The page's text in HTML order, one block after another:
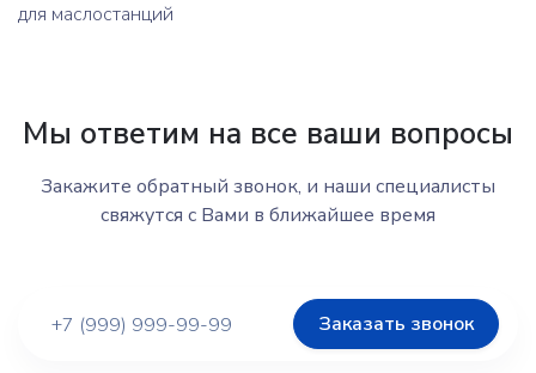
для маслостанций
Мы ответим на все ваши вопросы
Закажите обратный звонок, и наши специалисты
свяжутся с Вами в ближайшее время
Заказать звонок